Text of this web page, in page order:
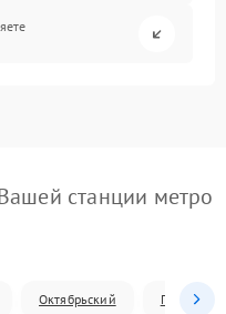
станции метро
Октябрьский